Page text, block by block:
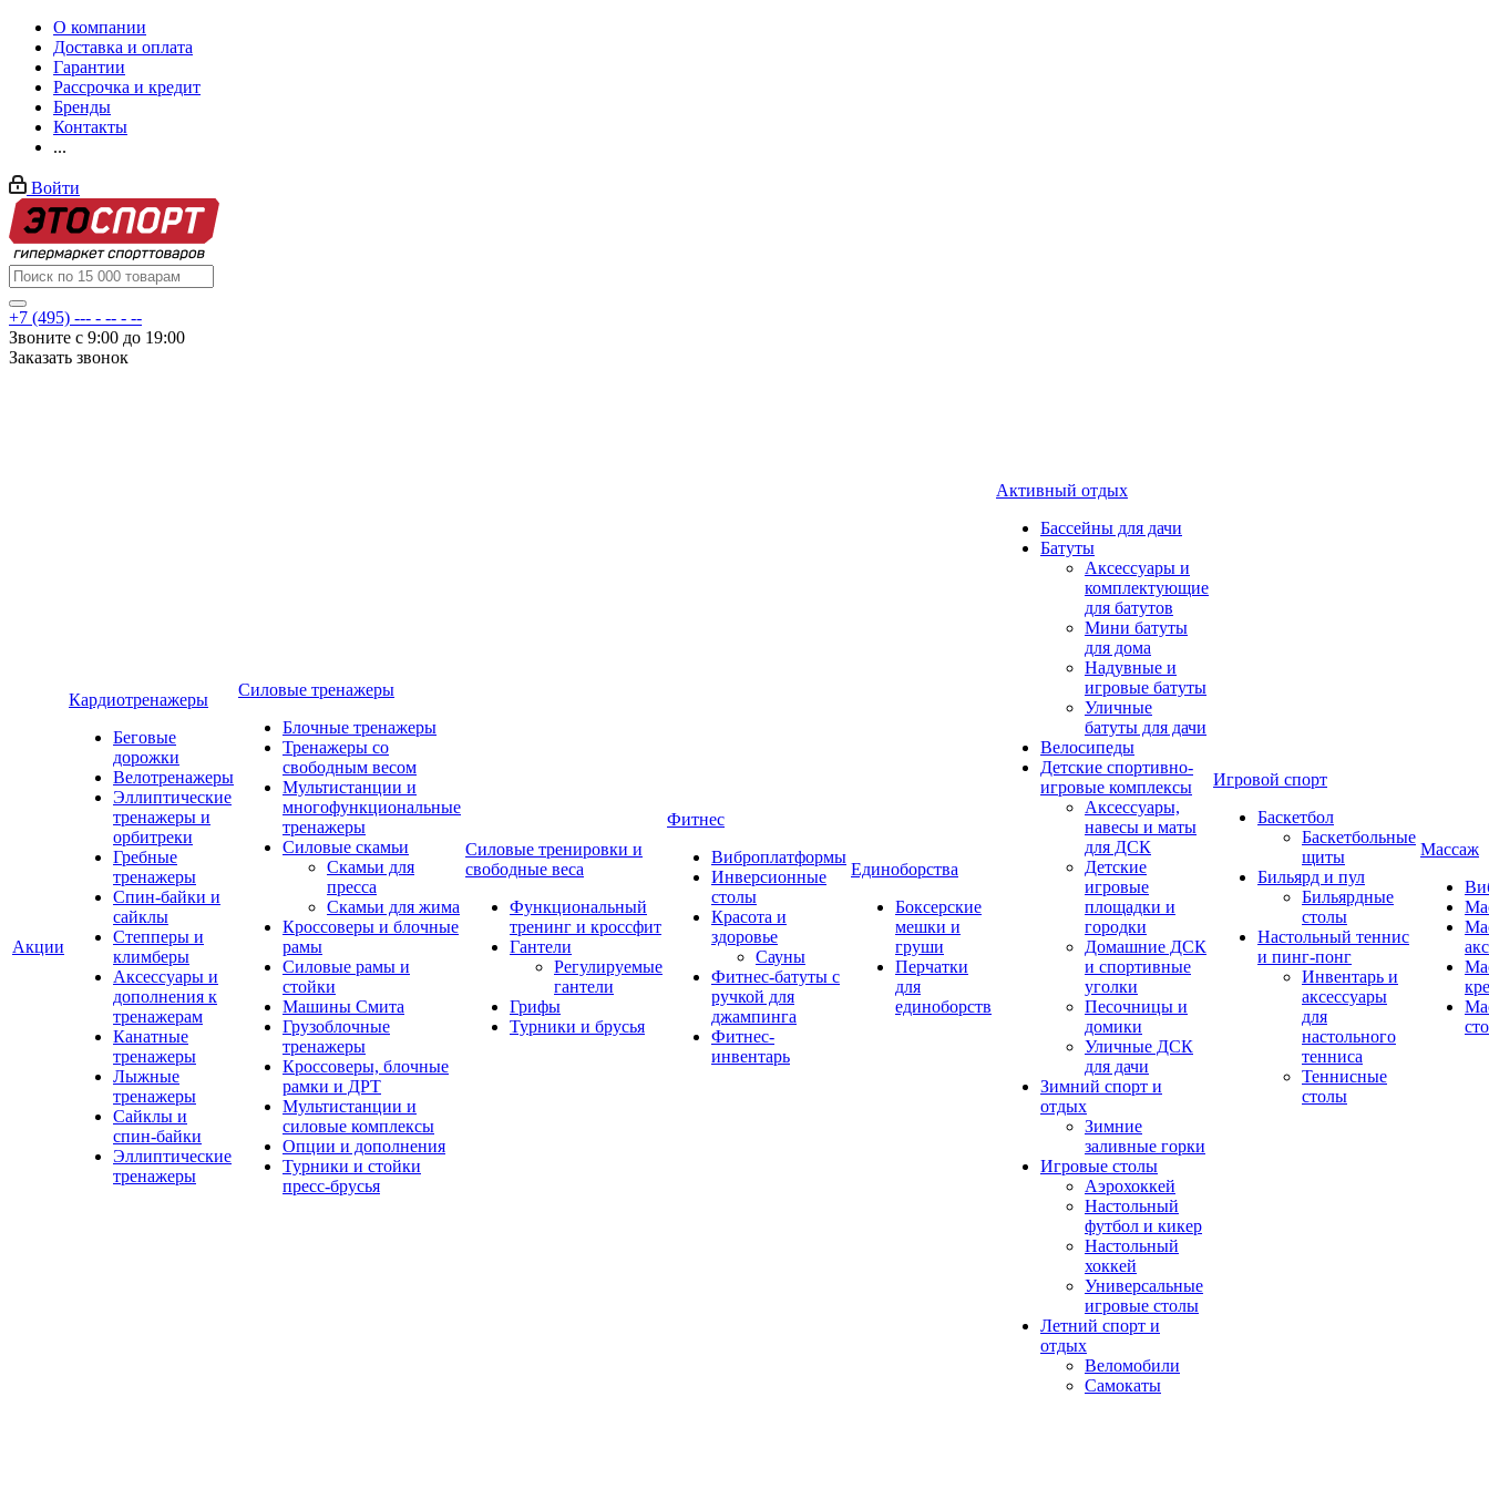
О компании
Доставка и оплата
Гарантии
Рассрочка и кредит
Бренды
Контакты
...
Войти
+7 (495) --- - -- - --
Звоните с 9:00 до 19:00
Заказать звонок
Акции
Кардиотренажеры
Беговые
дорожки
Велотренажеры
Эллиптические
тренажеры и
орбитреки
Гребные
тренажеры
Спин-байки и
сайклы
Степперы и
климберы
Аксессуары и
дополнения к
тренажерам
Канатные
тренажеры
Лыжные
тренажеры
Сайклы и
спин-байки
Эллиптические
тренажеры
Силовые тренажеры
Блочные тренажеры
Тренажеры со
свободным весом
Мультистанции и
многофункциональные
тренажеры
Силовые скамьи
Скамьи для
пресса
Скамьи для жима
Кроссоверы и блочные
рамы
Силовые рамы и
стойки
Машины Смита
Грузоблочные
тренажеры
Кроссоверы, блочные
рамки и ДРТ
Мультистанции и
силовые комплексы
Опции и дополнения
Турники и стойки
пресс-брусья
Силовые тренировки и
свободные веса
Функциональный
тренинг и кроссфит
Гантели
Регулируемые
гантели
Грифы
Турники и брусья
Фитнес
Виброплатформы
Инверсионные
столы
Красота и
здоровье
Сауны
Фитнес-батуты с
ручкой для
джампинга
Фитнес-
инвентарь
Единоборства
Боксерские
мешки и
груши
Перчатки
для
единоборств
Активный отдых
Бассейны для дачи
Батуты
Аксессуары и
комплектующие
для батутов
Мини батуты
для дома
Надувные и
игровые батуты
Уличные
батуты для дачи
Велосипеды
Детские спортивно-
игровые комплексы
Аксессуары,
навесы и маты
для ДСК
Детские
игровые
площадки и
городки
Домашние ДСК
и спортивные
уголки
Песочницы и
домики
Уличные ДСК
для дачи
Зимний спорт и
отдых
Зимние
заливные горки
Игровые столы
Аэрохоккей
Настольный
футбол и кикер
Настольный
хоккей
Универсальные
игровые столы
Летний спорт и
отдых
Веломобили
Самокаты
Игровой спорт
Баскетбол
Баскетбольные
щиты
Бильярд и пул
Бильярдные
столы
Настольный теннис
и пинг-понг
Инвентарь и
аксессуары
для
настольного
тенниса
Теннисные
столы
Массаж